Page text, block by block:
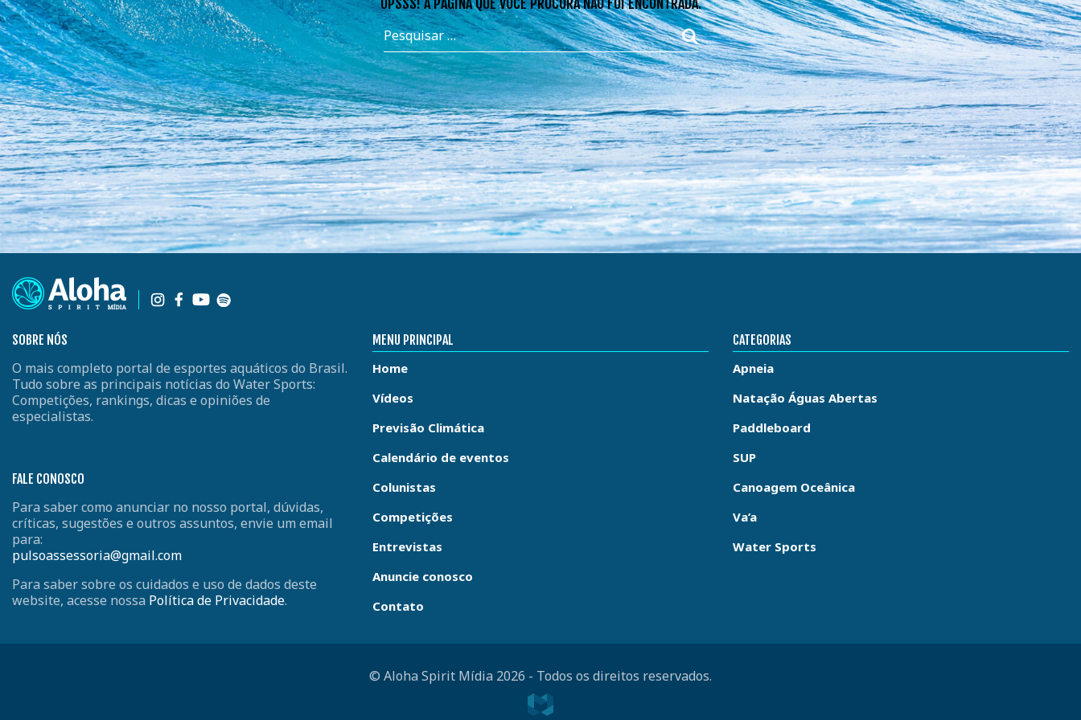
SOBRE NÓS
O mais completo portal de esportes aquáticos do Brasil.
Tudo sobre as principais notícias do Water Sports:
Competições, rankings, dicas e opiniões de
especialistas.
FALE CONOSCO
Para saber como anunciar no nosso portal, dúvidas,
críticas, sugestões e outros assuntos, envie um email
para:
pulsoassessoria@gmail.com
Para saber sobre os cuidados e uso de dados deste
website, acesse nossa Política de Privacidade.
MENU PRINCIPAL
Home
Vídeos
Previsão Climática
Calendário de eventos
Colunistas
Competições
Entrevistas
Anuncie conosco
Contato
CATEGORIAS
Apneia
Natação Águas Abertas
Paddleboard
SUP
Canoagem Oceânica
Va’a
Water Sports
© Aloha Spirit Mídia 2026 - Todos os direitos reservados.